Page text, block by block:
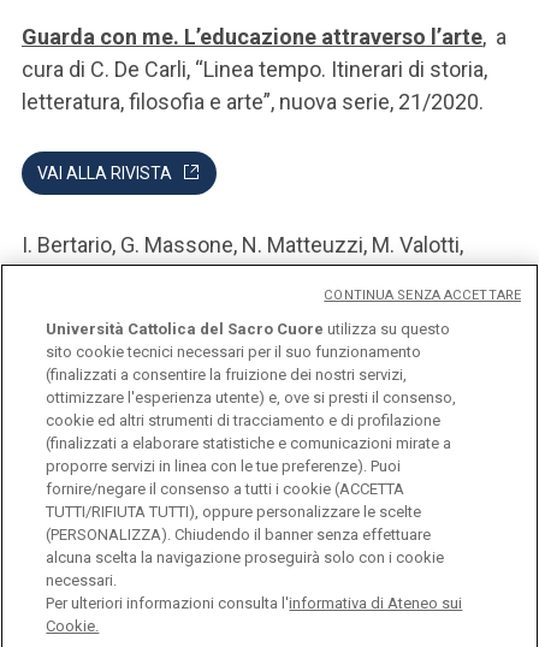
Guarda con me. L’educazione attraverso l’arte, a
cura di C. De Carli, “Linea tempo. Itinerari di storia,
letteratura, filosofia e arte”, nuova serie, 21/2020.
VAI ALLA RIVISTA
I. Bertario, G. Massone, N. Matteuzzi, M. Valotti,
, EDUCatt, Milano 2020. L'edizione
cartacea è disponibile e può essere richiesta al
servizio di distribuzione EDUCatt (scrivendo a
librario.dsu@unicatt.ito compilando l’ordine online
COMPILA L'ORDINE ONLINE
Università Cattolica del Sacro Cuore
Largo A. Gemelli, 1 - 20123 Milano
Privacy
Università Cattolica del Sacro Cuore utilizza su questo
sito cookie tecnici necessari per il suo funzionamento
(finalizzati a consentire la fruizione dei nostri servizi,
ottimizzare l'esperienza utente) e, ove si presti il consenso,
cookie ed altri strumenti di tracciamento e di profilazione
(finalizzati a elaborare statistiche e comunicazioni mirate a
proporre servizi in linea con le tue preferenze). Puoi
fornire/negare il consenso a tutti i cookie (ACCETTA
TUTTI/RIFIUTA TUTTI), oppure personalizzare le scelte
(PERSONALIZZA). Chiudendo il banner senza effettuare
alcuna scelta la navigazione proseguirà solo con i cookie
necessari.
Per ulteriori informazioni consulta l'informativa di Ateneo sui
Cookie.
CONTINUA SENZA ACCETTARE